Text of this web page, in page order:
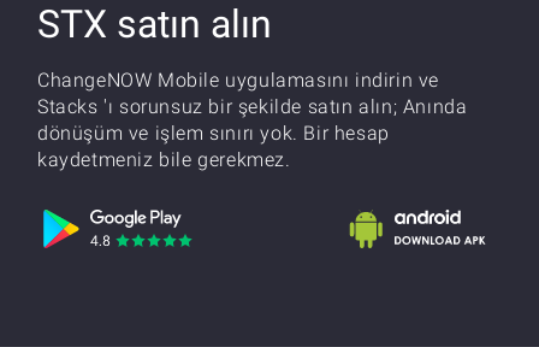
STX satın alın
ChangeNOW Mobile uygulamasını indirin ve
Stacks 'ı sorunsuz bir şekilde satın alın; Anında
dönüşüm ve işlem sınırı yok. Bir hesap
kaydetmeniz bile gerekmez.